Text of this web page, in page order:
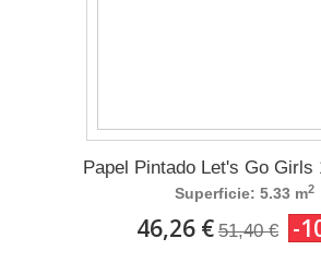
Papel Pintado Let's Go Girls
Superficie: 5.33 m2
46,26 € 51,40 € -